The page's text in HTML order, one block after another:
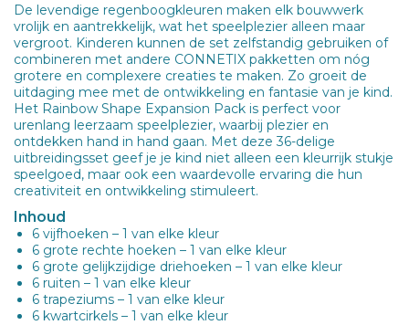
De levendige regenboogkleuren maken elk bouwwerk
vrolijk en aantrekkelijk, wat het speelplezier alleen maar
vergroot. Kinderen kunnen de set zelfstandig gebruiken of
combineren met andere CONNETIX pakketten om nóg
grotere en complexere creaties te maken. Zo groeit de
uitdaging mee met de ontwikkeling en fantasie van je kind.
Het Rainbow Shape Expansion Pack is perfect voor
urenlang leerzaam speelplezier, waarbij plezier en
ontdekken hand in hand gaan. Met deze 36-delige
uitbreidingsset geef je je kind niet alleen een kleurrijk stukje
speelgoed, maar ook een waardevolle ervaring die hun
creativiteit en ontwikkeling stimuleert.
Inhoud
6 vijfhoeken – 1 van elke kleur
6 grote rechte hoeken – 1 van elke kleur
6 grote gelijkzijdige driehoeken – 1 van elke kleur
6 ruiten – 1 van elke kleur
6 trapeziums – 1 van elke kleur
6 kwartcirkels – 1 van elke kleur